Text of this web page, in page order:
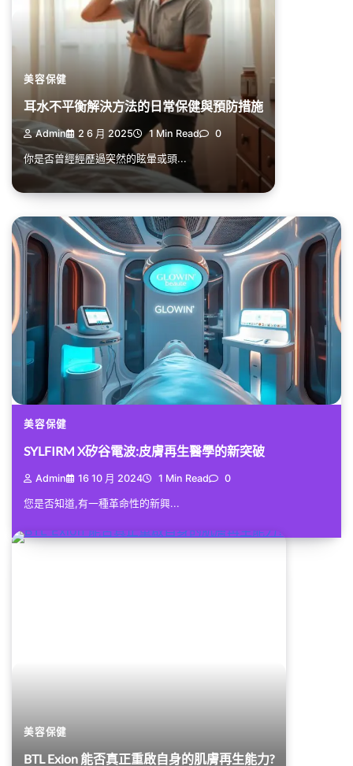
美容保健
耳水不平衡解決方法的日常保健與預防措施
Admin 2 6 月 2025 1 Min Read 0
你是否曾經經歷過突然的眩暈或頭...
美容保健
SYLFIRM X矽谷電波:皮膚再生醫學的新突破
Admin 16 10 月 2024 1 Min Read 0
您是否知道,有一種革命性的新興...
美容保健
BTL Exion 能否真正重啟自身的肌膚再生能力?